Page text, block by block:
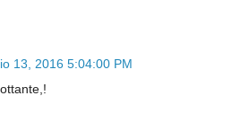
13, 2016 5:04:00 PM